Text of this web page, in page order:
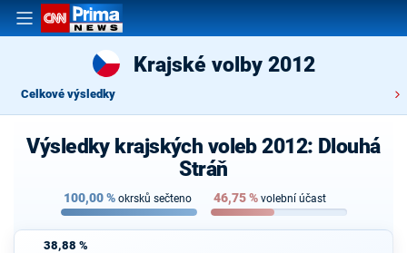
Krajské volby 2012
Celkové výsledky
Výsledky krajských voleb 2012: Dlouhá
Stráň
100,00% okrsků sečteno 46,75% volební účast
38,88 %